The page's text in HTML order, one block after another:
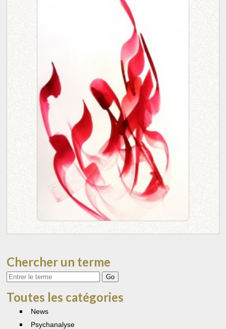
Chercher un terme
Votre
recherche
Toutes les catégories
News
Psychanalyse